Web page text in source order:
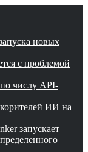
новых
с проблемой
числу API-
ИИ на
запускает